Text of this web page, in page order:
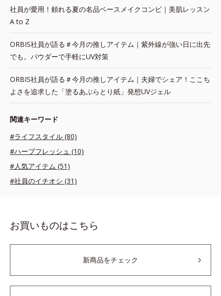
社員が愛用！頼れる夏の名品ベースメイクコンビ｜美肌レッスン
A to Z
ORBIS社員が語る＃今月の推しアイテム｜紫外線が強い日に出先
でも。パウダーで手軽にUV対策
ORBIS社員が語る＃今月の推しアイテム｜夫婦でシェア！ここち
よさを追求した「塗るあぶらとり紙」発想UVジェル
関連キーワード
#ライフスタイル (80)
#ハーブフレッシュ (10)
#人気アイテム (51)
#社員のイチオシ (31)
お買いものはこちら
新商品をチェック